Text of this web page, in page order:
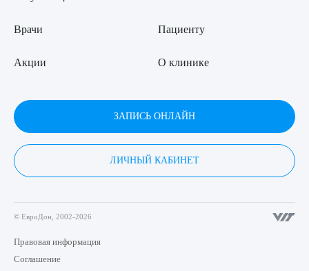
Врачи
Акции
Пациенту
О клинике
ЗАПИСЬ ОНЛАЙН
ЛИЧНЫЙ КАБИНЕТ
© ЕвроДон, 2002-2026
Правовая информация
Соглашение